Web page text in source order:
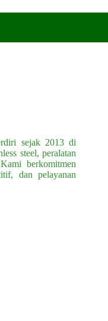
sejak 2013 di
steel, peralatan
berkomitmen
dan pelayanan